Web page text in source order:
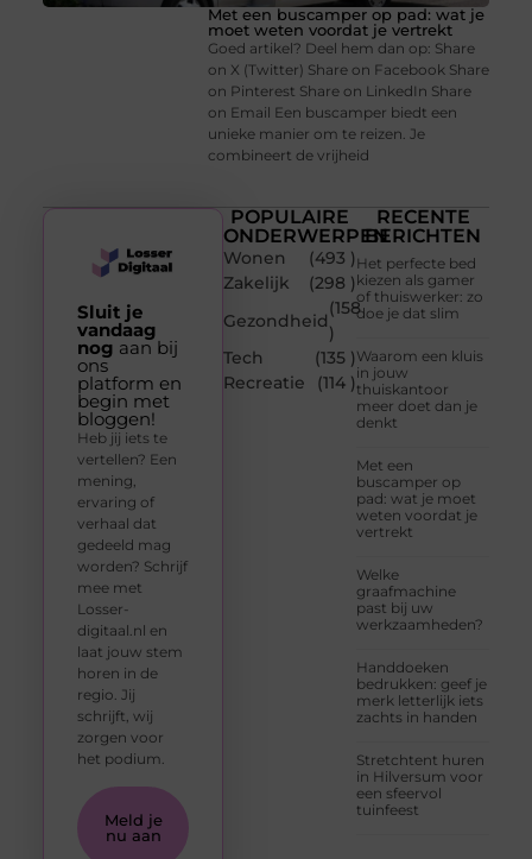
Met een buscamper op pad: wat je
moet weten voordat je vertrekt
Goed artikel? Deel hem dan op: Share
on X (Twitter) Share on Facebook Share
on Pinterest Share on LinkedIn Share
on Email Een buscamper biedt een
unieke manier om te reizen. Je
combineert de vrijheid
POPULAIRE
ONDERWERPEN
Wonen
(493 )
Zakelijk
(298 )
Gezondheid
(158
)
Tech
(135 )
Recreatie
(114 )
RECENTE
BERICHTEN
Het perfecte bed
kiezen als gamer
of thuiswerker: zo
doe je dat slim
Waarom een kluis
in jouw
thuiskantoor
meer doet dan je
denkt
Met een
buscamper op
pad: wat je moet
weten voordat je
vertrekt
Welke
graafmachine
past bij uw
werkzaamheden?
Handdoeken
bedrukken: geef je
merk letterlijk iets
zachts in handen
Stretchtent huren
in Hilversum voor
een sfeervol
tuinfeest
Sluit je
vandaag
nog aan bij
ons
platform en
begin met
bloggen!
Heb jij iets te
vertellen? Een
mening,
ervaring of
verhaal dat
gedeeld mag
worden? Schrijf
mee met
Losser-
digitaal.nl en
laat jouw stem
horen in de
regio. Jij
schrijft, wij
zorgen voor
het podium.
Meld je
nu aan